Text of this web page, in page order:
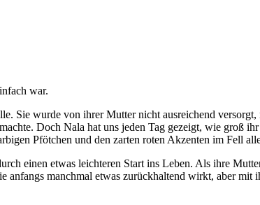
war.
Sie wurde von ihrer Mutter nicht ausreichend
Doch Nala hat uns jeden Tag gezeigt, wie groß
Pfötchen und den zarten roten Akzenten im Fell
einen etwas leichteren Start ins Leben. Als ihre
anfangs manchmal etwas zurückhaltend wirkt, aber